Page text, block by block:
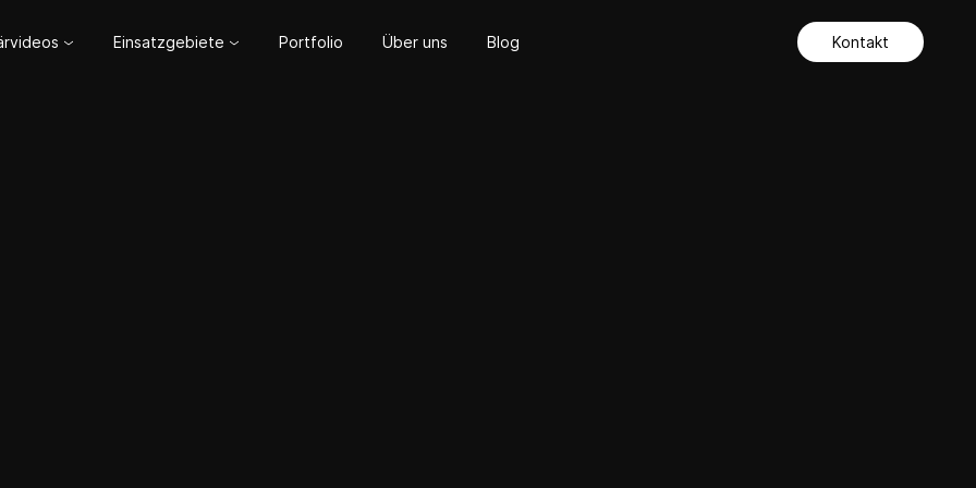
Einsatzgebiete Portfolio Über uns Blog Kontakt